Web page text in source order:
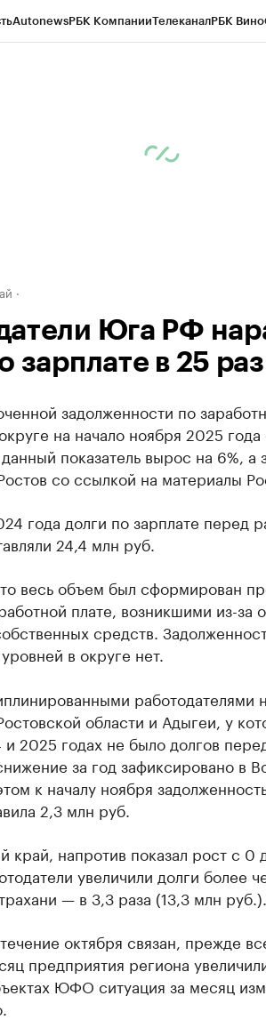
AutonewsРБК КомпанииТелеканалРБК Вино
Юга РФ
зарплате в 25
задолженности по
на начало ноября 2025
показатель вырос на 6%, а
со ссылкой на материалы
года долги по зарплате перед
24,4 млн руб.
весь объем был сформирован
плате, возникшими из-за
средств.
в округе нет.
работодателями
области и Адыгеи, у
2025 годах не было долгов
за год зафиксировано в
к началу ноября
2,3 млн руб.
край, напротив показал рост с
увеличили долги более
— в 3,3 раза (13,3 млн руб.).
октября связан, прежде
предприятия региона
ЮФО ситуация за месяц